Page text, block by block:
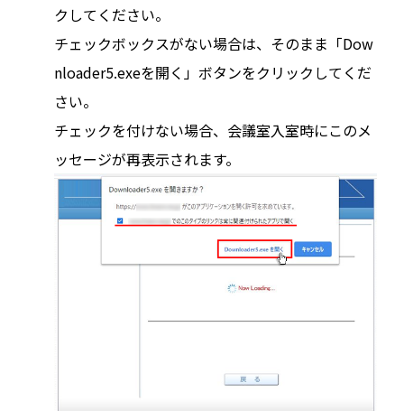
クしてください。
チェックボックスがない場合は、そのまま「Dow
nloader5.exeを開く」ボタンをクリックしてくだ
さい。
チェックを付けない場合、会議室入室時にこのメ
ッセージが再表示されます。